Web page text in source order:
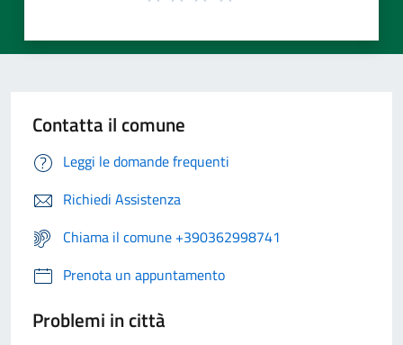
Contatta il comune
Leggi le domande frequenti
Richiedi Assistenza
Chiama il comune +390362998741
Prenota un appuntamento
Problemi in città